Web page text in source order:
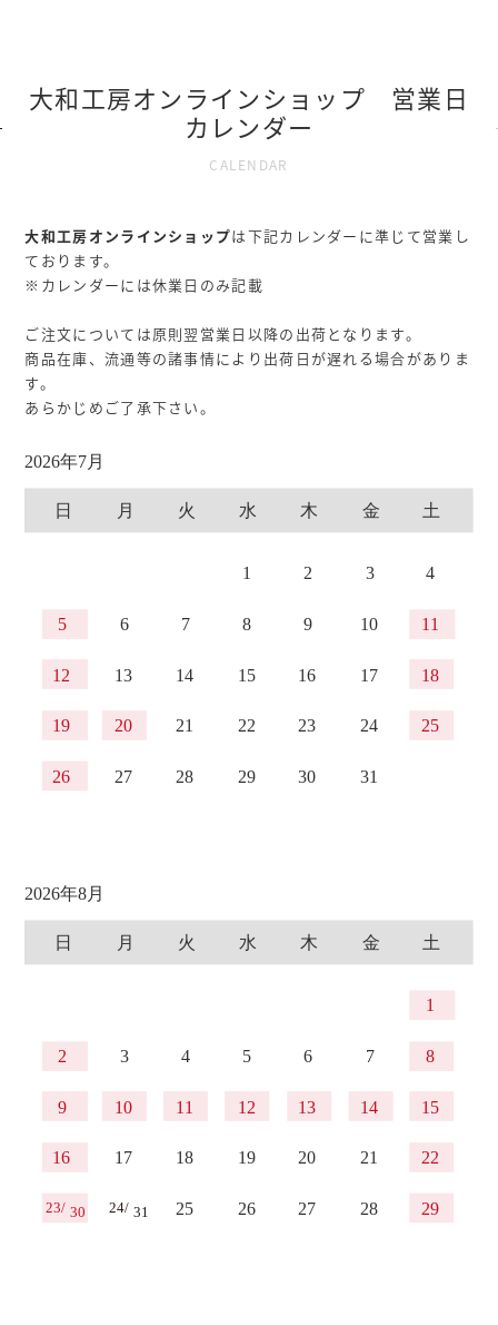
大和工房オンラインショップ 営業日
カレンダー
CALENDAR
大和工房オンラインショップは下記カレンダーに準じて営業し
ております。
※カレンダーには休業日のみ記載
ご注文については原則翌営業日以降の出荷となります。
商品在庫、流通等の諸事情により出荷日が遅れる場合がありま
す。
あらかじめご了承下さい。